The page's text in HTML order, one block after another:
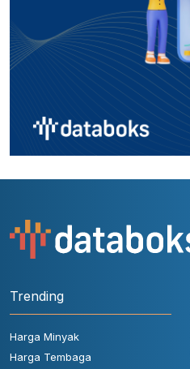
Trending
Harga Minyak
Harga Tembaga